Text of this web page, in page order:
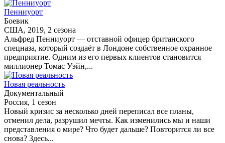
Пенниуорт
Боевик
США, 2019, 2 сезона
Альфред Пенниуорт — отставной офицер британского
спецназа, который создаёт в Лондоне собственное охранное
предприятие. Одним из его первых клиентов становится
миллионер Томас Уэйн,...
Новая реальность
Документальный
Россия, 1 сезон
Новый кризис за несколько дней переписал все планы,
отменил дела, разрушил мечты. Как изменились мы и наши
представления о мире? Что будет дальше? Повторится ли все
снова? Здесь...